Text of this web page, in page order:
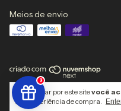
Ao navegar por este sitevocê
sua experiência de compra.
Meios de envio
Copyright BEPOP Comércio de
2026. Todos os direitos reservados.
3